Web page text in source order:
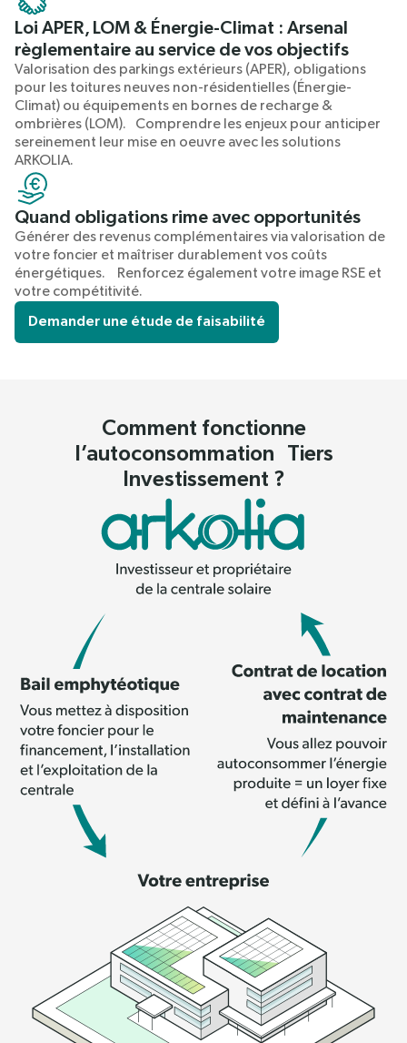
Loi APER, LOM & Énergie-Climat : Arsenal
règlementaire au service de vos objectifs
Valorisation des parkings extérieurs (APER), obligations
pour les toitures neuves non-résidentielles (Énergie-
Climat) ou équipements en bornes de recharge &
ombrières (LOM). Comprendre les enjeux pour anticiper
sereinement leur mise en oeuvre avec les solutions
ARKOLIA.
Quand obligations rime avec opportunités
Générer des revenus complémentaires via valorisation de
votre foncier et maîtriser durablement vos coûts
énergétiques. Renforcez également votre image RSE et
votre compétitivité.
Demander une étude de faisabilité
Comment fonctionne
l’autoconsommation Tiers
Investissement ?